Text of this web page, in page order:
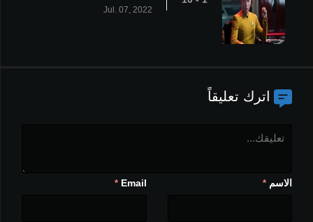
Jul. 07, 2022
اترك تعليقاً
الاسم *
Email
*